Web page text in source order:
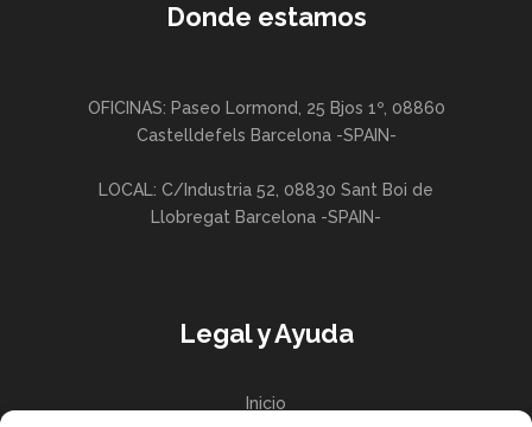
Donde estamos
OFICINAS: Paseo Lormond, 25 Bjos 1º, 08860
Castelldefels Barcelona -SPAIN-
LOCAL: C/Industria 52, 08830 Sant Boi de
Llobregat Barcelona -SPAIN-
Legal y Ayuda
Inicio